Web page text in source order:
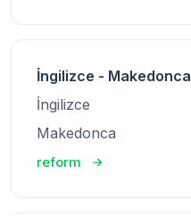
İngilizce - Makedonca
İngilizce
Makedonca
reform